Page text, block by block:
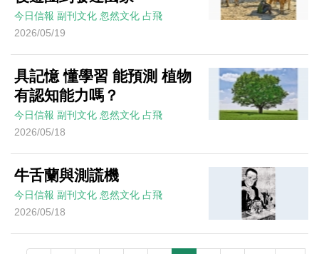
今日信報 副刊文化 忽然文化 占飛
2026/05/19
具記憶 懂學習 能預測 植物
有認知能力嗎？
今日信報 副刊文化 忽然文化 占飛
2026/05/18
牛舌蘭與測謊機
今日信報 副刊文化 忽然文化 占飛
2026/05/18